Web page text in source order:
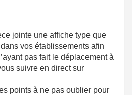
jointe une affiche type que
vos établissements afin
pas fait le déplacement à
suivre en direct sur
points à ne pas oublier pour